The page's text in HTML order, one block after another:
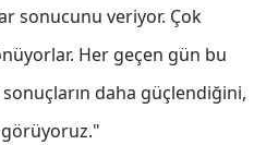
sonucunu veriyor. Çok
Her geçen gün bu
daha güçlendiğini,